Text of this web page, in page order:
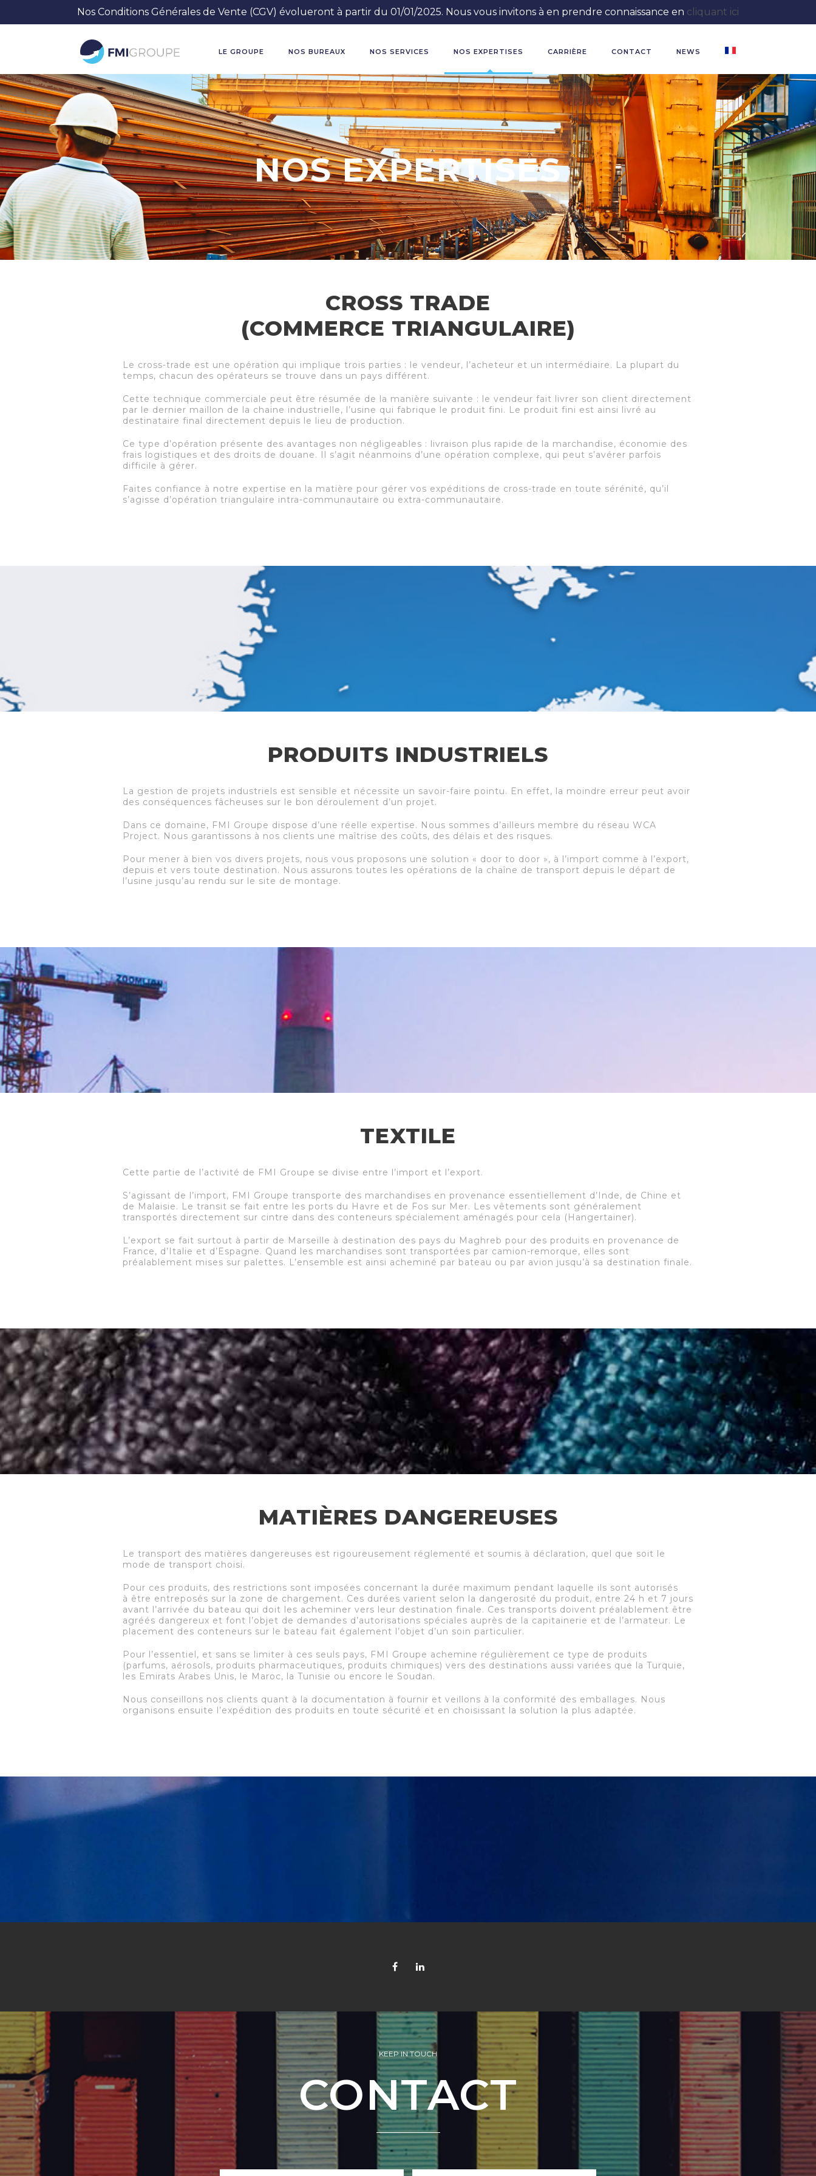
Nos Conditions Générales de Vente (CGV) évolueront à partir du 01/01/2025. Nous vous invitons à en prendre connaissance en cliquant ici
LE GROUPE NOS BUREAUX NOS SERVICES NOS EXPERTISES CARRIÈRE CONTACT NEWS
NOS EXPERTISES
CROSS TRADE
(COMMERCE TRIANGULAIRE)
Le cross-trade est une opération qui implique trois parties : le vendeur, l’acheteur et un intermédiaire. La plupart du
temps, chacun des opérateurs se trouve dans un pays différent.
Cette technique commerciale peut être résumée de la manière suivante : le vendeur fait livrer son client directement
par le dernier maillon de la chaine industrielle, l’usine qui fabrique le produit fini. Le produit fini est ainsi livré au
destinataire final directement depuis le lieu de production.
Ce type d’opération présente des avantages non négligeables : livraison plus rapide de la marchandise, économie des
frais logistiques et des droits de douane. Il s’agit néanmoins d’une opération complexe, qui peut s’avérer parfois
difficile à gérer.
Faites confiance à notre expertise en la matière pour gérer vos expéditions de cross-trade en toute sérénité, qu’il
s’agisse d’opération triangulaire intra-communautaire ou extra-communautaire.
PRODUITS INDUSTRIELS
La gestion de projets industriels est sensible et nécessite un savoir-faire pointu. En effet, la moindre erreur peut avoir
des conséquences fâcheuses sur le bon déroulement d’un projet.
Dans ce domaine, FMI Groupe dispose d’une réelle expertise. Nous sommes d’ailleurs membre du réseau WCA
Project. Nous garantissons à nos clients une maîtrise des coûts, des délais et des risques.
Pour mener à bien vos divers projets, nous vous proposons une solution « door to door », à l’import comme à l’export,
depuis et vers toute destination. Nous assurons toutes les opérations de la chaîne de transport depuis le départ de
l’usine jusqu’au rendu sur le site de montage.
TEXTILE
Cette partie de l’activité de FMI Groupe se divise entre l’import et l’export.
S’agissant de l’import, FMI Groupe transporte des marchandises en provenance essentiellement d’Inde, de Chine et
de Malaisie. Le transit se fait entre les ports du Havre et de Fos sur Mer. Les vêtements sont généralement
transportés directement sur cintre dans des conteneurs spécialement aménagés pour cela (Hangertainer).
L’export se fait surtout à partir de Marseille à destination des pays du Maghreb pour des produits en provenance de
France, d’Italie et d’Espagne. Quand les marchandises sont transportées par camion-remorque, elles sont
préalablement mises sur palettes. L’ensemble est ainsi acheminé par bateau ou par avion jusqu’à sa destination finale.
MATIÈRES DANGEREUSES
Le transport des matières dangereuses est rigoureusement réglementé et soumis à déclaration, quel que soit le
mode de transport choisi.
Pour ces produits, des restrictions sont imposées concernant la durée maximum pendant laquelle ils sont autorisés
à être entreposés sur la zone de chargement. Ces durées varient selon la dangerosité du produit, entre 24 h et 7 jours
avant l’arrivée du bateau qui doit les acheminer vers leur destination finale. Ces transports doivent préalablement être
agréés dangereux et font l’objet de demandes d’autorisations spéciales auprès de la capitainerie et de l’armateur. Le
placement des conteneurs sur le bateau fait également l’objet d’un soin particulier.
Pour l’essentiel, et sans se limiter à ces seuls pays, FMI Groupe achemine régulièrement ce type de produits
(parfums, aérosols, produits pharmaceutiques, produits chimiques) vers des destinations aussi variées que la Turquie,
les Emirats Arabes Unis, le Maroc, la Tunisie ou encore le Soudan.
Nous conseillons nos clients quant à la documentation à fournir et veillons à la conformité des emballages. Nous
organisons ensuite l’expédition des produits en toute sécurité et en choisissant la solution la plus adaptée.
KEEP IN TOUCH
CONTACT